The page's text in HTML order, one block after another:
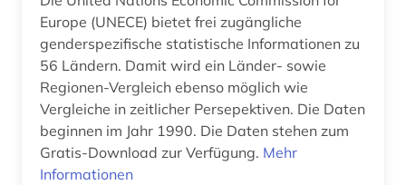
neuseeland (1)
niedersachsen (3)
nordirland (1)
nordirland. statistics and research agency (1)
Europe (UNECE) bietet frei zugängliche
genderspezifische statistische Informationen zu
56 Ländern. Damit wird ein Länder- sowie
Regionen-Vergleich ebenso möglich wie
Vergleiche in zeitlicher Persepektiven. Die Daten
beginnen im Jahr 1990. Die Daten stehen zum
Gratis-Download zur Verfügung. Mehr
Informationen